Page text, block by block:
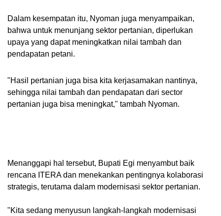
Dalam kesempatan itu, Nyoman juga menyampaikan,
bahwa untuk menunjang sektor pertanian, diperlukan
upaya yang dapat meningkatkan nilai tambah dan
pendapatan petani.
"Hasil pertanian juga bisa kita kerjasamakan nantinya,
sehingga nilai tambah dan pendapatan dari sector
pertanian juga bisa meningkat," tambah Nyoman.
Menanggapi hal tersebut, Bupati Egi menyambut baik
rencana ITERA dan menekankan pentingnya kolaborasi
strategis, terutama dalam modernisasi sektor pertanian.
"Kita sedang menyusun langkah-langkah modernisasi